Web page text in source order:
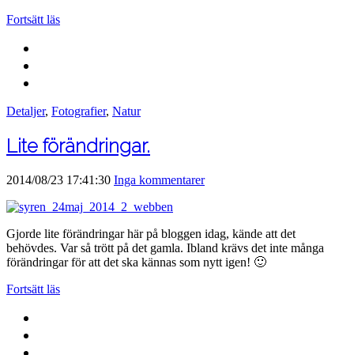
Fortsätt läs
Detaljer, Fotografier, Natur
Lite förändringar.
2014/08/23 17:41:30 Inga kommentarer
Gjorde lite förändringar här på bloggen idag, kände att det
behövdes. Var så trött på det gamla. Ibland krävs det inte många
förändringar för att det ska kännas som nytt igen! 🙂
Fortsätt läs